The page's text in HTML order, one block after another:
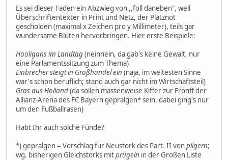
Es sei dieser Faden ein Abzwieg von ,,foll daneben", weil
Überschriftentexter in Print und Netz, der Platznot
gescholden (maximal x Zeichen pro y Millimeter), teils gar
wundersame Blüten hervorbringen. Hier erste Beispiele:
Hooligans im Landtag(neinnein, da gab's keine Gewalt, nur
eine Parlamentssitzung zum Thema)
Einbrecher steigt in Großhandel ein (naja, im weitesten Sinne
war's schon beruflich; stand auch gar nicht im Wirtschaftsteil)
Gras aus Holland(da sollen massenweise Kiffer zur Eronff der
Allianz-Arena des FC Bayern gepralgen* sein, dabei ging's nur
um den Fußballrasen)
Habt Ihr auch solche Fünde?
*) gepralgen = Vorschlag für Neustork des Part. II vonpilgern;
wg. bisherigen Gleichstorks mitprügeln in der Großen Liste